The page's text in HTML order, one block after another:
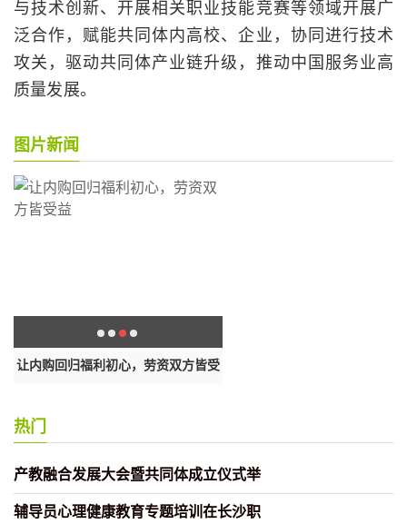
与技术创新、开展相关职业技能竞赛等领域开展广
泛合作，赋能共同体内高校、企业，协同进行技术
攻关，驱动共同体产业链升级，推动中国服务业高
质量发展。
图片新闻
让内购回归福利初心，劳资双方皆受
热门
产教融合发展大会暨共同体成立仪式举
辅导员心理健康教育专题培训在长沙职